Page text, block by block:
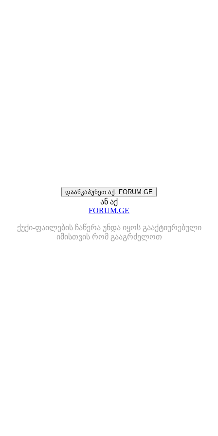
დააწკაპუნეთ აქ: FORUM.GE
ან აქ
FORUM.GE
ქუქი-ფაილების ჩაწერა უნდა იყოს გააქტიურებული
იმისთვის რომ გააგრძელოთ